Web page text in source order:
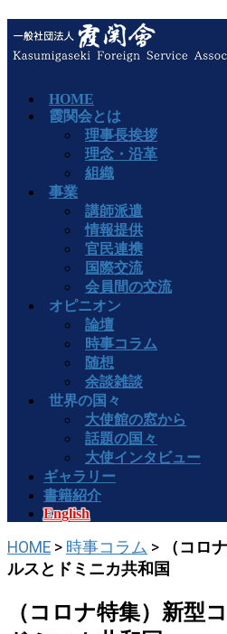
HOME
霞関会とは
理事長挨拶
理念・沿革
組織
事業
講師派遣
情報提供
官民連携
国際交流
会員間の交流
オピニオン
論壇
時事コラム
随想
余談雑談
世界の国々
大使館の窓から
話題の国々
大使インタビュー
ギャラリー
書籍紹介
English
HOME > 時事コラム >
（コロ
ルスとドミニカ共和国
（コロナ特集）新型